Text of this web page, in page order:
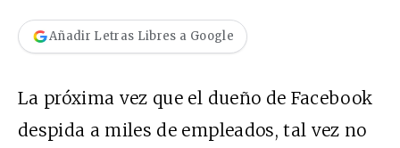
Añadir Letras Libres a Google
La próxima vez que el dueño de Facebook
despida a miles de empleados, tal vez no